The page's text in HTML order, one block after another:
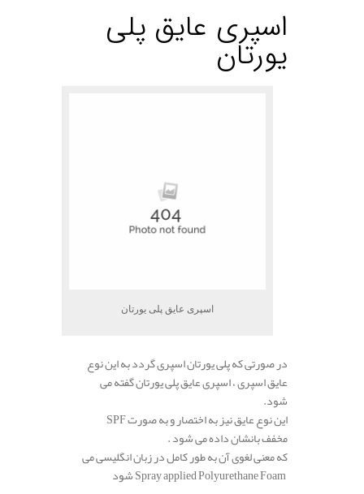
اسپری عایق پلی
یورتان
اسپری عایق پلی یورتان
در صورتی که پلی یورتان اسپری گردد به این نوع
عایق اسپری ، اسپری عایق پلی یورتان گفته می
شود.
SPF این نوع عایق نیز به اختصار و به صورت
مخفف بانشان داده می شود .
که معنی لغوی آن به طور کامل در زبان انگلیسی می
شود Spray applied Polyurethane Foam